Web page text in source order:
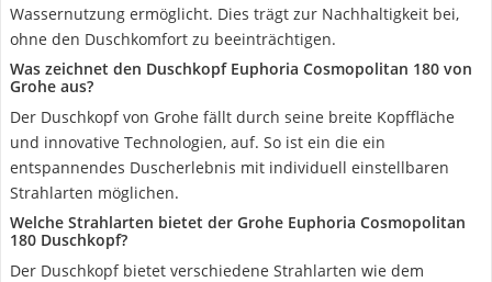
Wassernutzung ermöglicht. Dies trägt zur Nachhaltigkeit bei,
ohne den Duschkomfort zu beeinträchtigen.
Was zeichnet den Duschkopf Euphoria Cosmopolitan 180 von
Grohe aus?
Der Duschkopf von Grohe fällt durch seine breite Kopffläche
und innovative Technologien, auf. So ist ein die ein
entspannendes Duscherlebnis mit individuell einstellbaren
Strahlarten möglichen.
Welche Strahlarten bietet der Grohe Euphoria Cosmopolitan
180 Duschkopf?
Der Duschkopf bietet verschiedene Strahlarten wie dem